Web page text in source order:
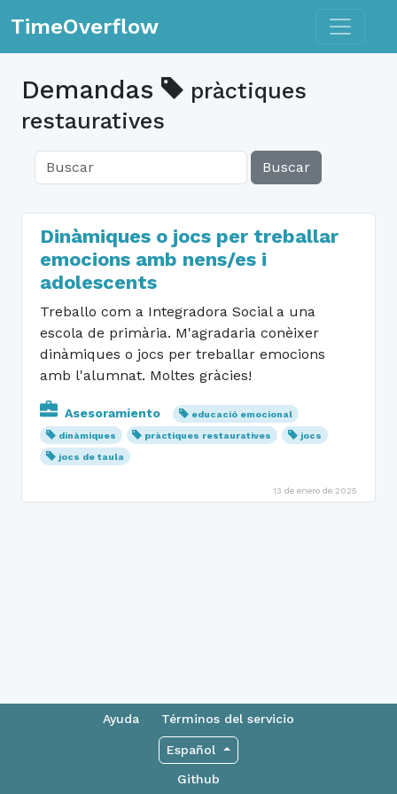
TimeOverflow Toggle
Demandas
pràctiques
restauratives
Buscar
Dinàmiques o jocs per treballar
emocions amb nens/es i
adolescents
Treballo com a Integradora Social a una
escola de primària. M'agradaria conèixer
dinàmiques o jocs per treballar emocions
amb l'alumnat. Moltes gràcies!
Asesoramiento
educació emocional
dinàmiques
pràctiques restauratives
jocs
jocs de taula
13 de enero de 2025
Ayuda Términos del servicio
Español
Github